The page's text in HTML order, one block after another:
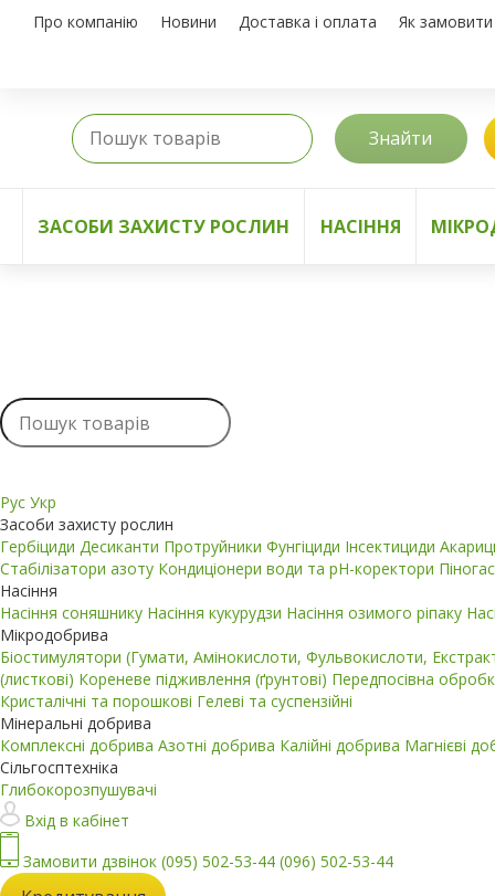
Про компанію Новини Доставка і оплата Як замовити
Знайти
ЗАСОБИ ЗАХИСТУ РОСЛИН НАСІННЯ
Рус Укр
Засоби захисту рослин
Гербіциди Десиканти Протруйники Фунгіциди Інсектициди
Стабілізатори азоту Кондиціонери води та pH-коректори
Насіння
Насіння соняшнику Насіння кукурудзи Насіння озимого ріпаку
Мікродобрива
Біостимулятори (Гумати, Амінокислоти, Фульвокислоти,
(листкові) Кореневе підживлення (ґрунтові) Передпосівна
Кристалічні та порошкові Гелеві та суспензійні
Мінеральні добрива
Комплексні добрива Азотні добрива Калійні добрива Магнієві
Сільгосптехніка
Глибокорозпушувачі
Вхід в кабінет
Замовити дзвінок (095) 502-53-44 (096) 502-53-44